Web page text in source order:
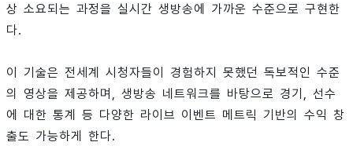
상 소요되는 과정을 실시간 생방송에 가까운 수준으로 구현한
다.
이 기술은 전세계 시청자들이 경험하지 못했던 독보적인 수준
의 영상을 제공하며, 생방송 네트워크를 바탕으로 경기, 선수
에 대한 통계 등 다양한 라이브 이벤트 메트릭 기반의 수익 창
출도 가능하게 한다.